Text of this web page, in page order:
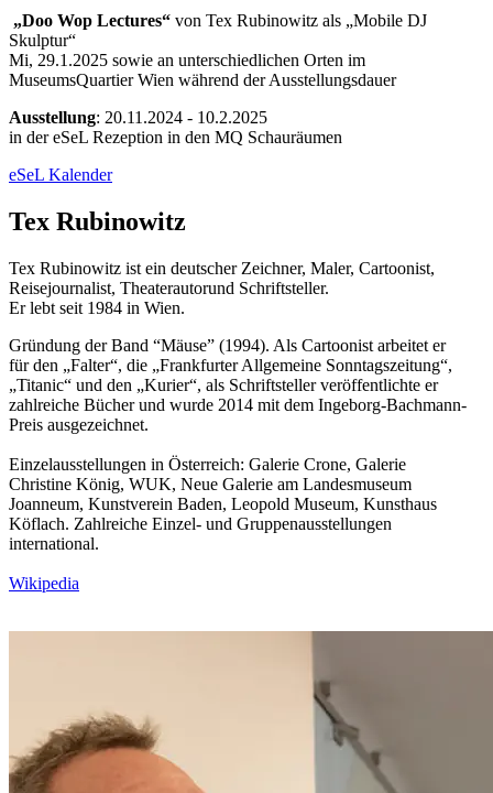
„Doo Wop Lectures“ von Tex Rubinowitz als „Mobile DJ
Skulptur“
Mi, 29.1.2025 sowie an unterschiedlichen Orten im
MuseumsQuartier Wien während der Ausstellungsdauer
Ausstellung: 20.11.2024 - 10.2.2025
in der eSeL Rezeption in den MQ Schauräumen
eSeL Kalender
Tex Rubinowitz
Tex Rubinowitz ist ein deutscher Zeichner, Maler, Cartoonist,
Reisejournalist, Theaterautorund Schriftsteller.
Er lebt seit 1984 in Wien.
Gründung der Band “Mäuse” (1994). Als Cartoonist arbeitet er
für den „Falter“, die „Frankfurter Allgemeine Sonntagszeitung“,
„Titanic“ und den „Kurier“, als Schriftsteller veröffentlichte er
zahlreiche Bücher und wurde 2014 mit dem Ingeborg-Bachmann-
Preis ausgezeichnet.
Einzelausstellungen in Österreich: Galerie Crone, Galerie
Christine König, WUK, Neue Galerie am Landesmuseum
Joanneum, Kunstverein Baden, Leopold Museum, Kunsthaus
Köflach. Zahlreiche Einzel- und Gruppenausstellungen
international.
Wikipedia